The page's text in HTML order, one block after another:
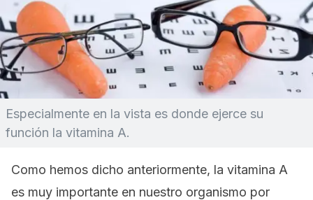
Especialmente en la vista es donde ejerce su
función la vitamina A.
Como hemos dicho anteriormente, la vitamina A
es muy importante en nuestro organismo por